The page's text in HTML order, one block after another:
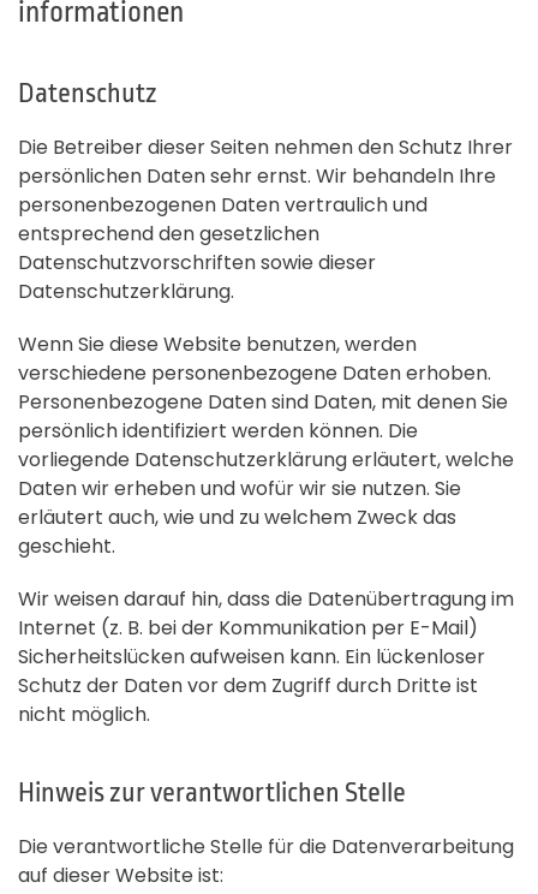
informationen
Datenschutz
Die Betreiber dieser Seiten nehmen den Schutz Ihrer
persönlichen Daten sehr ernst. Wir behandeln Ihre
personenbezogenen Daten vertraulich und
entsprechend den gesetzlichen
Datenschutzvorschriften sowie dieser
Datenschutzerklärung.
Wenn Sie diese Website benutzen, werden
verschiedene personenbezogene Daten erhoben.
Personenbezogene Daten sind Daten, mit denen Sie
persönlich identifiziert werden können. Die
vorliegende Datenschutzerklärung erläutert, welche
Daten wir erheben und wofür wir sie nutzen. Sie
erläutert auch, wie und zu welchem Zweck das
geschieht.
Wir weisen darauf hin, dass die Datenübertragung im
Internet (z. B. bei der Kommunikation per E-Mail)
Sicherheitslücken aufweisen kann. Ein lückenloser
Schutz der Daten vor dem Zugriff durch Dritte ist
nicht möglich.
Hinweis zur verantwortlichen Stelle
Die verantwortliche Stelle für die Datenverarbeitung
auf dieser Website ist: